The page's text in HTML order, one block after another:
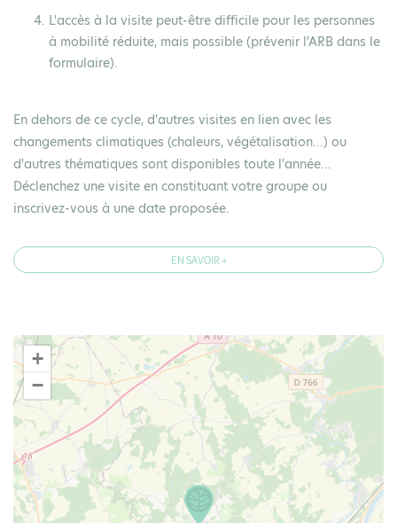
L'accès à la visite peut-être difficile pour les personnes
à mobilité réduite, mais possible (prévenir l'ARB dans le
formulaire).
En dehors de ce cycle, d'autres visites en lien avec les
changements climatiques (chaleurs, végétalisation...) ou
d'autres thématiques sont disponibles toute l'année…
Déclenchez une visite en constituant votre groupe ou
inscrivez-vous à une date proposée.
EN SAVOIR +
+
−